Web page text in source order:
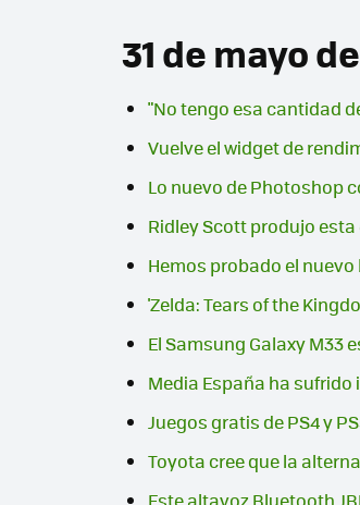
31 de mayo
"No tengo esa cantidad
Vuelve el widget de
Lo nuevo de Photoshop
Ridley Scott produjo
Hemos probado el
'Zelda: Tears of the
El Samsung Galaxy
Media España ha
Juegos gratis de PS4 y
Toyota cree que la
Este altavoz Bluetooth